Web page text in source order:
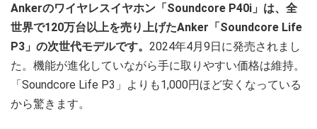
Ankerのワイヤレスイヤホン「Soundcore P40i」は、全
世界で120万台以上を売り上げたAnker「Soundcore Life
P3」の次世代モデルです。 2024年4月9日に発売されまし
た。機能が進化していながら手に取りやすい価格は維持。
「Soundcore Life P3」よりも1,000円ほど安くなっている
から驚きます。